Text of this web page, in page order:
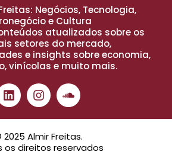
Negócios, Tecnologia,
e Cultura
atualizados sobre os
setores do mercado,
e insights sobre economia,
vinícolas e muito mais.
2025 Almir Freitas.
os direitos reservados